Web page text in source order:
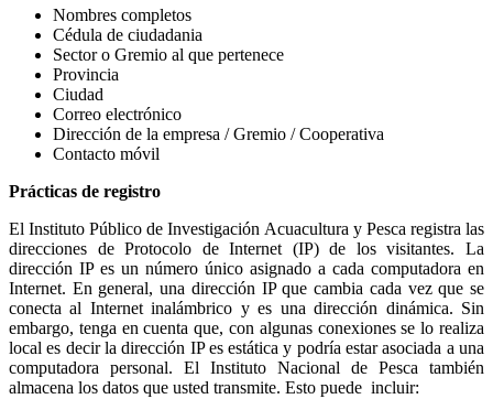
Nombres completos
Cédula de ciudadania
Sector o Gremio al que pertenece
Provincia
Ciudad
Correo electrónico
Dirección de la empresa / Gremio / Cooperativa
Contacto móvil
Prácticas de registro
El Instituto Público de Investigación Acuacultura y Pesca registra las
direcciones de Protocolo de Internet (IP) de los visitantes. La
dirección IP es un número único asignado a cada computadora en
Internet. En general, una dirección IP que cambia cada vez que se
conecta al Internet inalámbrico y es una dirección dinámica. Sin
embargo, tenga en cuenta que, con algunas conexiones se lo realiza
local es decir la dirección IP es estática y podría estar asociada a una
computadora personal. El Instituto Nacional de Pesca también
almacena los datos que usted transmite. Esto puede incluir: